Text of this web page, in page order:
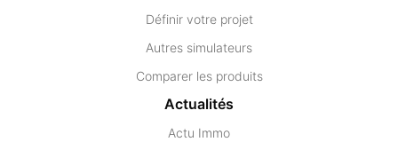
Définir votre projet
Autres simulateurs
Comparer les produits
Actualités
Actu Immo